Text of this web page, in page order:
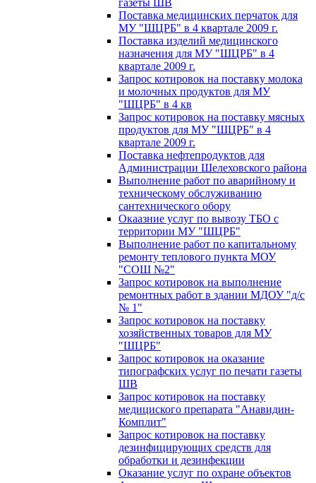
Поставка медицинских перчаток для
МУ "ШЦРБ" в 4 квартале 2009 г.
Поставка изделий медицинского
назначения для МУ "ШЦРБ" в 4
квартале 2009 г.
Запрос котировок на поставку молока
и молочных продуктов для МУ
"ШЦРБ" в 4 кв
Запрос котировок на поставку мясных
продуктов для МУ "ШЦРБ" в 4
квартале 2009 г.
Поставка нефтепродуктов для
Администрации Шелеховского района
Выполнение работ по аварийному и
техническому обслуживанию
сантехнического обору
Окаазние услуг по вывозу ТБО с
территории МУ "ШЦРБ"
Выполнение работ по капитальному
ремонту теплового пункта МОУ
"СОШ №2"
Запрос котировок на выполнение
ремонтных работ в здании МДОУ "д/с
№ 1"
Запрос котировок на поставку
хозяйственных товаров для МУ
"ШЦРБ"
Запрос котировок на оказание
типографских услуг по печати газеты
ШВ
Запрос котировок на поставку
медициского препарата "Анавидин-
Комплит"
Запрос котировок на поставку
дезинфицирующих средств для
обработки и дезинфекции
Оказание услуг по охране объектов